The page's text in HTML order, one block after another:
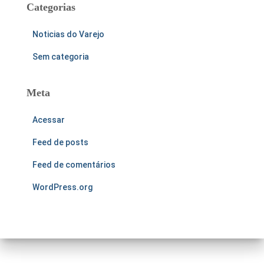
Categorias
Noticias do Varejo
Sem categoria
Meta
Acessar
Feed de posts
Feed de comentários
WordPress.org